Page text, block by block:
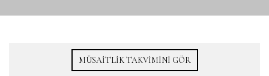
MÜSAITLIK TAKVIMINI GÖR